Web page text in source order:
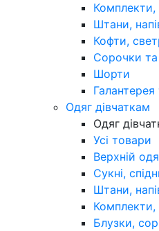
Штани,
Кофти,
Сорочки
Шорти
Одяг дівчаткам
Одяг
Усі товари
Верхній
Сукні,
Штани,
Блузки,